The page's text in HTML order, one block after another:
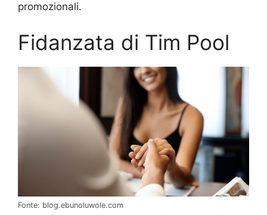
promozionali.
Fidanzata di Tim Pool
Fonte: blog.ebunoluwole.com